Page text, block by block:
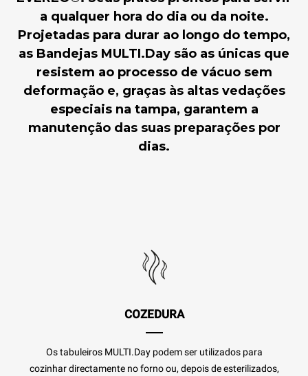
a qualquer hora do dia ou da noite.
Projetadas para durar ao longo do tempo,
as Bandejas MULTI.Day são as únicas que
resistem ao processo de vácuo sem
deformação e, graças às altas vedações
especiais na tampa, garantem a
manutenção das suas preparações por
dias.
COZEDURA
Os tabuleiros MULTI.Day podem ser utilizados para
cozinhar directamente no forno ou, depois de esterilizados,